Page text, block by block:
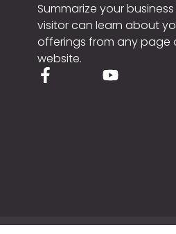
Summarize your
visitor can learn about
offerings from any page
website.